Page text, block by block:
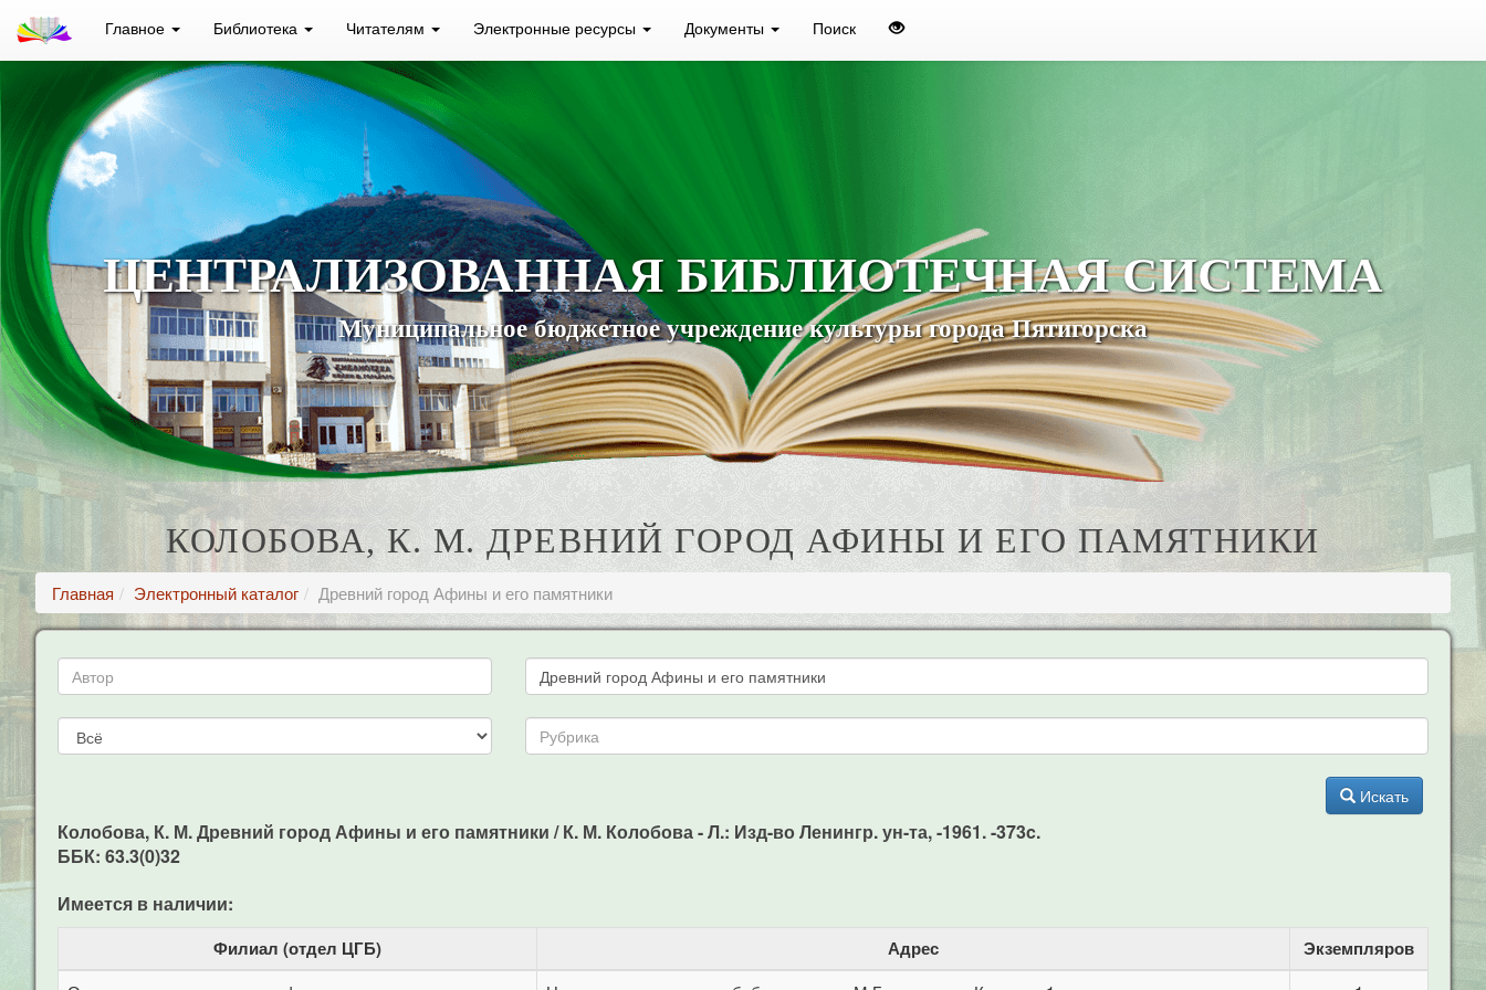
Главное Библиотека Читателям Электронные ресурсы Документы Поиск
ЦЕНТРАЛИЗОВАННАЯ БИБЛИОТЕЧНАЯ СИСТЕМА
Муниципальное бюджетное учреждение культуры города Пятигорска
КОЛОБОВА, К. М. ДРЕВНИЙ ГОРОД АФИНЫ И ЕГО ПАМЯТНИКИ
Главная Электронный каталог Древний город Афины и его памятники
Искать
Колобова, К. М. Древний город Афины и его памятники / К. М. Колобова - Л.: Изд-во Ленингр. ун-та, -1961. -373c.
ББК: 63.3(0)32
Имеется в наличии:
Филиал (отдел ЦГБ) Адрес Экземпляров